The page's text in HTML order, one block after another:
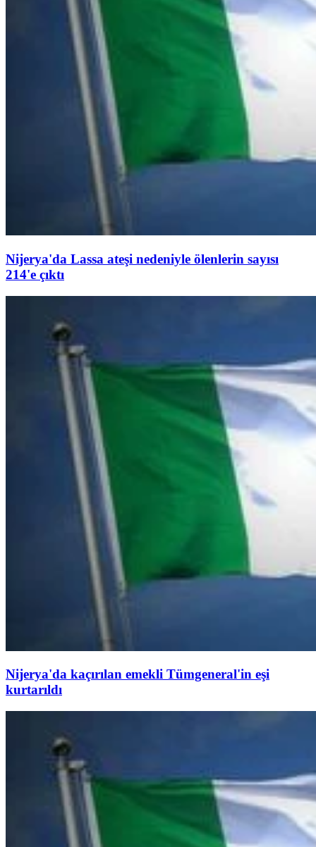
Nijerya'da Lassa ateşi nedeniyle ölenlerin sayısı
214'e çıktı
Nijerya'da kaçırılan emekli Tümgeneral'in eşi
kurtarıldı